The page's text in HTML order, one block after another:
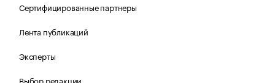
Сертифицированные партнеры
Лента публикаций
Эксперты
Выбор редакции